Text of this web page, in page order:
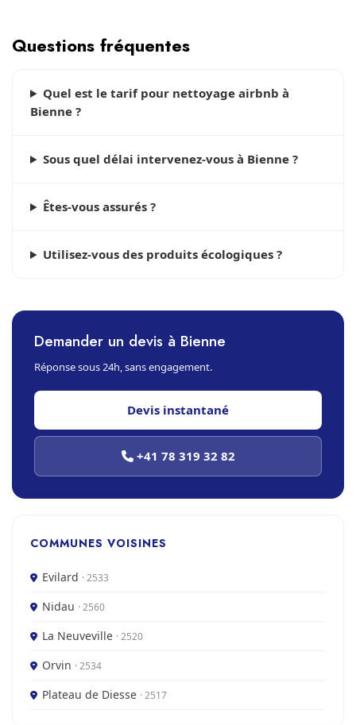
Questions fréquentes
Quel est le tarif pour nettoyage airbnb à
Bienne ?
Sous quel délai intervenez-vous à Bienne ?
Êtes-vous assurés ?
Utilisez-vous des produits écologiques ?
Demander un devis à Bienne
Réponse sous 24h, sans engagement.
Devis instantané
+41 78 319 32 82
COMMUNES VOISINES
Evilard · 2533
Nidau · 2560
La Neuveville · 2520
Orvin · 2534
Plateau de Diesse · 2517